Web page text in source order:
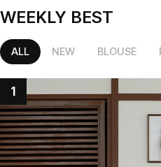
WEEKLY BEST
ALL NEW BLOUSE